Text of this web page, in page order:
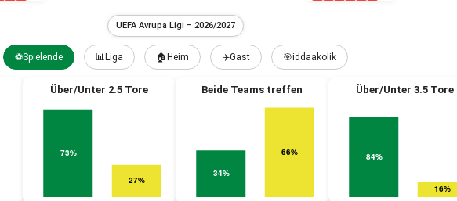
UEFA Avrupa Ligi – 2026/2027
⚽Spielende 📊Liga 🏠Heim ✈️Gast 🎯iddaakolik
Über/Unter 2.5 Tore Beide Teams treffen Über/Unter 3.5 Tore